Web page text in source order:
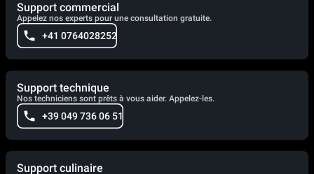
Support commercial
Appelez nos experts pour une consultation gratuite.
+41 0764028252
Support technique
Nos techniciens sont prêts à vous aider. Appelez-les.
+39 049 736 06 51
Support culinaire